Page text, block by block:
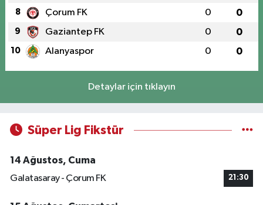
8 Çorum FK 0 0
9 Gaziantep FK 0 0
10 Alanyaspor 0 0
Detaylar için tıklayın
Süper Lig Fikstür
14 Ağustos, Cuma
Galatasaray - Çorum FK
21:30